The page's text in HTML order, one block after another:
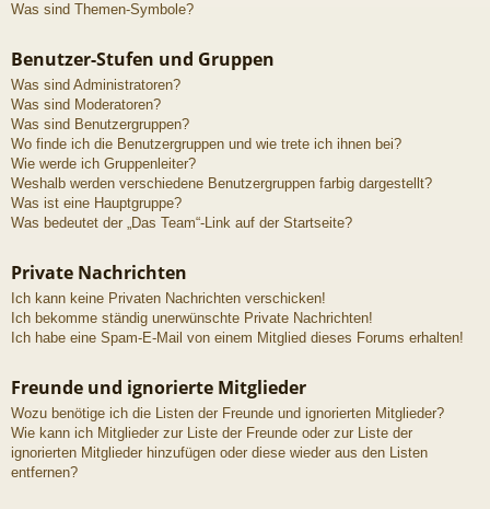
Was sind Themen-Symbole?
Benutzer-Stufen und Gruppen
Was sind Administratoren?
Was sind Moderatoren?
Was sind Benutzergruppen?
Wo finde ich die Benutzergruppen und wie trete ich ihnen bei?
Wie werde ich Gruppenleiter?
Weshalb werden verschiedene Benutzergruppen farbig dargestellt?
Was ist eine Hauptgruppe?
Was bedeutet der „Das Team“-Link auf der Startseite?
Private Nachrichten
Ich kann keine Privaten Nachrichten verschicken!
Ich bekomme ständig unerwünschte Private Nachrichten!
Ich habe eine Spam-E-Mail von einem Mitglied dieses Forums erhalten!
Freunde und ignorierte Mitglieder
Wozu benötige ich die Listen der Freunde und ignorierten Mitglieder?
Wie kann ich Mitglieder zur Liste der Freunde oder zur Liste der
ignorierten Mitglieder hinzufügen oder diese wieder aus den Listen
entfernen?